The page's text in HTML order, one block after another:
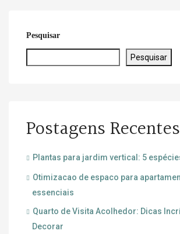
Pesquisar
Pesquisar
Postagens Recentes
Plantas para jardim vertical: 5
Otimizacao de espaco para
essenciais
Quarto de Visita Acolhedor: Dicas
Decorar